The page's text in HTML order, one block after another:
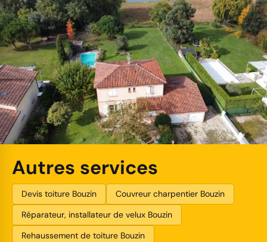
Autres services
Devis toiture Bouzin
Couvreur charpentier Bouzin
Réparateur, installateur de velux Bouzin
Rehaussement de toiture Bouzin